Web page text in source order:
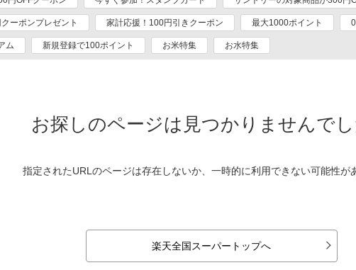
ーポンプレゼント 家計応援！100円引きクーポン 最大1000ポイント
ム 新規登録で100ポイント お米特集 お水特集
お探しのページは見つかりませんでし
指定されたURLのページは存在しないか、一時的に利用できない可能性が
楽天全国スーパートップへ